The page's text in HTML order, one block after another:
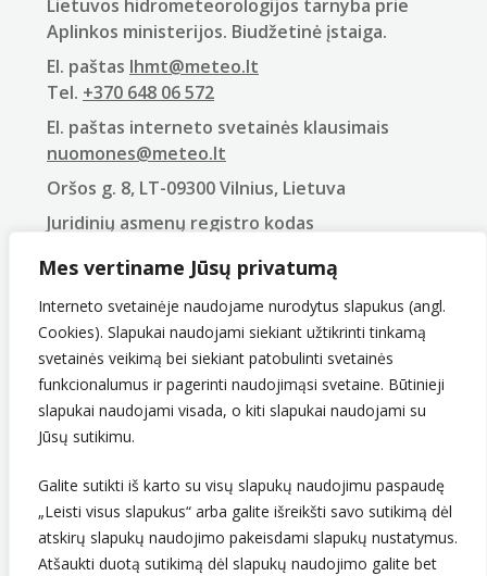
Mes vertiname Jūsų privatumą
Interneto svetainėje naudojame nurodytus slapukus (angl.
Cookies). Slapukai naudojami siekiant užtikrinti tinkamą
svetainės veikimą bei siekiant patobulinti svetainės
funkcionalumus ir pagerinti naudojimąsi svetaine. Būtinieji
slapukai naudojami visada, o kiti slapukai naudojami su
Jūsų sutikimu.
Galite sutikti iš karto su visų slapukų naudojimu paspaudę
„Leisti visus slapukus“ arba galite išreikšti savo sutikimą dėl
atskirų slapukų naudojimo pakeisdami slapukų nustatymus.
Atšaukti duotą sutikimą dėl slapukų naudojimo galite bet
Lietuvos hidrometeorologijos tarnyba prie
Aplinkos ministerijos. Biudžetinė įstaiga.
El. paštas lhmt@meteo.lt
Tel. +370 648 06 572
El. paštas interneto svetainės klausimais
nuomones@meteo.lt
Oršos g. 8, LT-09300 Vilnius, Lietuva
Juridinių asmenų registro kodas
PVM mokėtojo kodas
LT907432416
Sekite mus